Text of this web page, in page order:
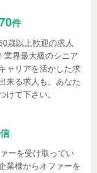
件
歳以上歓迎の求人
業界最大級のシニア
ャリアを活かした求
来る求人も。あなた
けて下さい。
ーを受け取ってい
業様からオファーを